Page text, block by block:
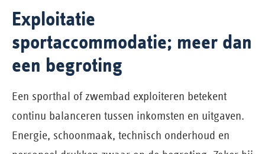
Exploitatie
sportaccommodatie; meer dan
een begroting
Een sporthal of zwembad exploiteren betekent
continu balanceren tussen inkomsten en uitgaven.
Energie, schoonmaak, technisch onderhoud en